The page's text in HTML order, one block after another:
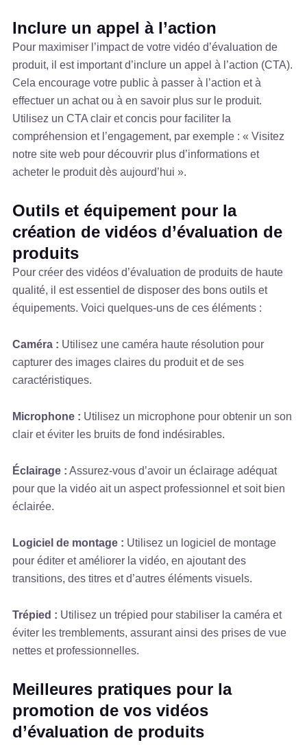
Inclure un appel à l’action
Pour maximiser l’impact de votre vidéo d’évaluation de
produit, il est important d’inclure un appel à l’action (CTA).
Cela encourage votre public à passer à l’action et à
effectuer un achat ou à en savoir plus sur le produit.
Utilisez un CTA clair et concis pour faciliter la
compréhension et l’engagement, par exemple : « Visitez
notre site web pour découvrir plus d’informations et
acheter le produit dès aujourd’hui ».
Outils et équipement pour la
création de vidéos d’évaluation de
produits
Pour créer des vidéos d’évaluation de produits de haute
qualité, il est essentiel de disposer des bons outils et
équipements. Voici quelques-uns de ces éléments :
Caméra : Utilisez une caméra haute résolution pour
capturer des images claires du produit et de ses
caractéristiques.
Microphone : Utilisez un microphone pour obtenir un son
clair et éviter les bruits de fond indésirables.
Éclairage : Assurez-vous d’avoir un éclairage adéquat
pour que la vidéo ait un aspect professionnel et soit bien
éclairée.
Logiciel de montage : Utilisez un logiciel de montage
pour éditer et améliorer la vidéo, en ajoutant des
transitions, des titres et d’autres éléments visuels.
Trépied : Utilisez un trépied pour stabiliser la caméra et
éviter les tremblements, assurant ainsi des prises de vue
nettes et professionnelles.
Meilleures pratiques pour la
promotion de vos vidéos
d’évaluation de produits